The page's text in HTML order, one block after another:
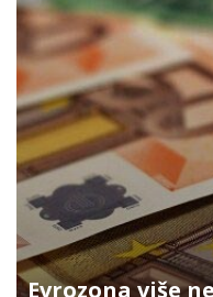
Evrozona više